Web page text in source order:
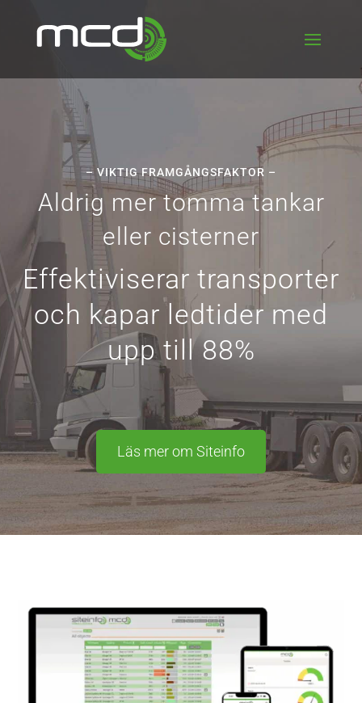
– VIKTIG FRAMGÅNGSFAKTOR –
Aldrig mer tomma tankar
eller cisterner
Effektiviserar transporter
och kapar ledtider med
upp till 88%
Läs mer om Siteinfo